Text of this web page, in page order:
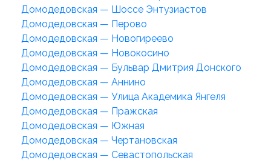
Домодедовская — Шоссе Энтузиастов
Домодедовская — Перово
Домодедовская — Новогиреево
Домодедовская — Новокосино
Домодедовская — Бульвар Дмитрия Донского
Домодедовская — Аннино
Домодедовская — Улица Академика Янгеля
Домодедовская — Пражская
Домодедовская — Южная
Домодедовская — Чертановская
Домодедовская — Севастопольская